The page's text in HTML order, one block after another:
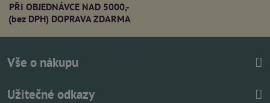
PŘI OBJEDNÁVCE NAD 5000,-
(bez DPH) DOPRAVA ZDARMA
Vše o nákupu
Užitečné odkazy